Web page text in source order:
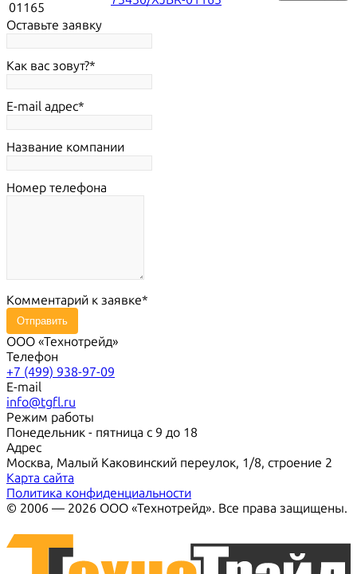
01165
Оставьте заявку
Как вас зовут?
E-mail адрес
Название компании
Номер телефона
Комментарий к заявке
Отправить
ООО «Технотрейд»
Телефон
+7 (499) 938-97-09
E-mail
info@tgfl.ru
Режим работы
Понедельник - пятница с 9 до 18
Адрес
Москва, Малый Каковинский переулок, 1/8, строение 2
Карта сайта
Политика конфиденциальности
© 2006 — 2026 ООО «Технотрейд». Все права защищены.